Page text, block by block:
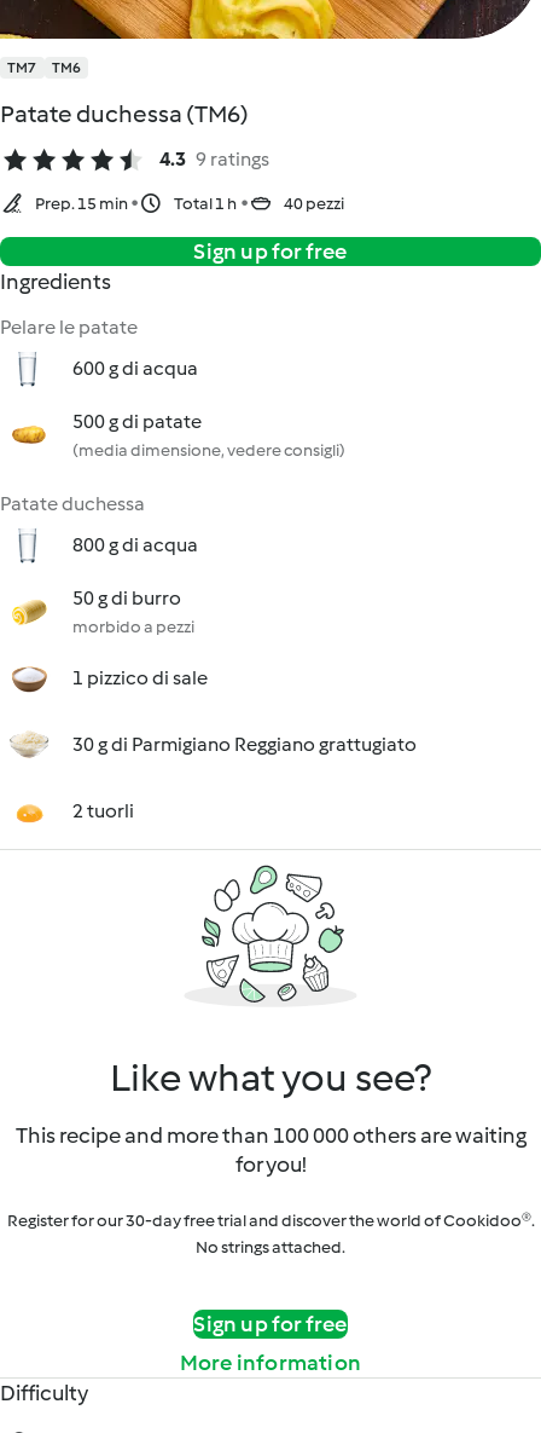
TM7 TM6
Patate duchessa (TM6)
4.3 9 ratings
Prep. 15 min Total 1 h 40 pezzi
Sign up for free
Ingredients
Pelare le patate
600 g di acqua
500 g di patate
(media dimensione, vedere consigli)
Patate duchessa
800 g di acqua
50 g di burro
morbido a pezzi
1 pizzico di sale
30 g di Parmigiano Reggiano grattugiato
2 tuorli
Like what you see?
This recipe and more than 100 000 others are waiting
for you!
Register for our 30-day free trial and discover the world of Cookidoo®.
No strings attached.
Sign up for free
More information
Difficulty